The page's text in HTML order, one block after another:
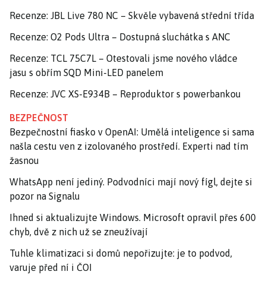
Recenze: JBL Live 780 NC – Skvěle vybavená střední třída
Recenze: O2 Pods Ultra – Dostupná sluchátka s ANC
Recenze: TCL 75C7L – Otestovali jsme nového vládce
jasu s obřím SQD Mini-LED panelem
Recenze: JVC XS-E934B – Reproduktor s powerbankou
BEZPEČNOST
Bezpečnostní fiasko v OpenAI: Umělá inteligence si sama
našla cestu ven z izolovaného prostředí. Experti nad tím
žasnou
WhatsApp není jediný. Podvodníci mají nový fígl, dejte si
pozor na Signalu
Ihned si aktualizujte Windows. Microsoft opravil přes 600
chyb, dvě z nich už se zneužívají
Tuhle klimatizaci si domů nepořizujte: je to podvod,
varuje před ní i ČOI